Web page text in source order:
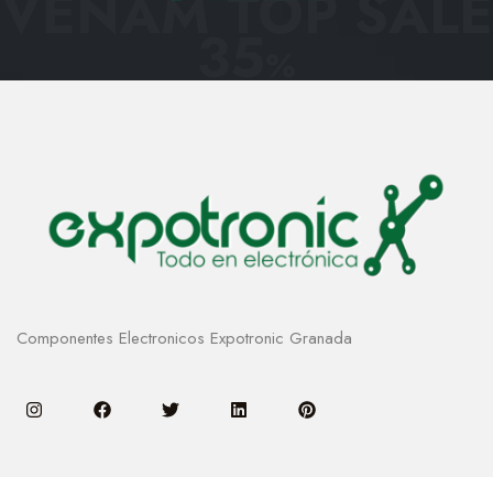
35
Componentes Electronicos Expotronic Granada